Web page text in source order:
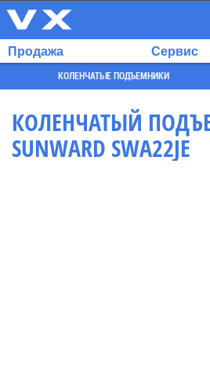
ВЫБРАННЫЙ
Продажа Сервис
КОЛЕНЧАТЫЕ ПОДЪЕМНИКИ
КОЛЕНЧАТЫЙ
SUNWARD SWA22JE